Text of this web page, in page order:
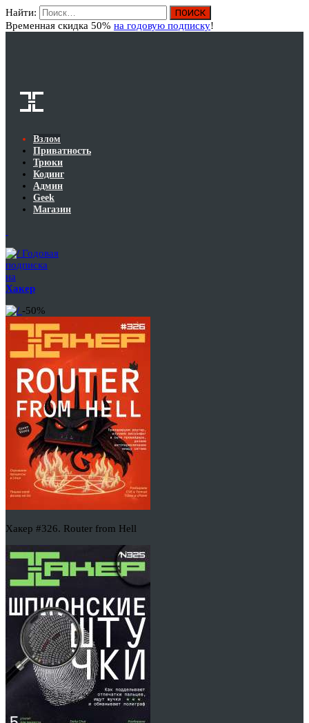
Найти:
Временная скидка 50% на годовую подписку!
Взлом
Приватность
Трюки
Кодинг
Админ
Geek
Магазин
Годовая
подписка
на
Хакер
-50%
Хакер #326. Router from Hell